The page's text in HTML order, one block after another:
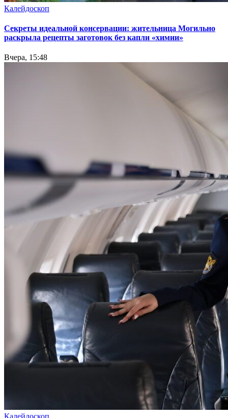
Калейдоскоп
Секреты идеальной консервации: жительница Могильно
раскрыла рецепты заготовок без капли «химии»
Вчера, 15:48